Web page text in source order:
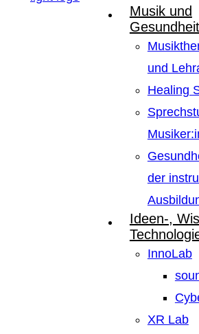
Musik und
Gesundheit
und
Healing
der
Ideen-,
InnoLab
XR Lab